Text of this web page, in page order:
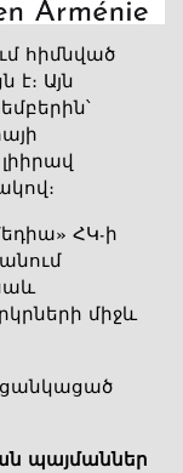
հիմնված
է։ Այն
ՀԿ-ի
միջև
ցանկացած
պայմաններ